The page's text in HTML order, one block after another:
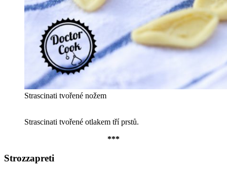
Strascinati tvořené nožem
Strascinati tvořené otlakem tří prstů.
***
Strozzapreti